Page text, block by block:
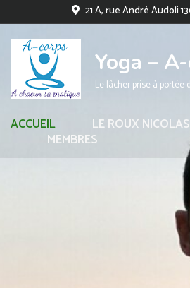
21 A, rue André Audoli
Yoga –
Le lâcher prise à portée
ACCUEIL LE ROUX NICOLAS
MEMBRES